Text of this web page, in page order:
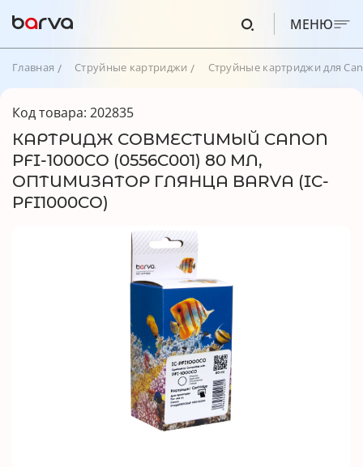
МЕНЮ
Главная Струйные картриджи Струйные картриджи для
Код товара: 202835
КАРТРИДЖ СОВМЕСТИМЫЙ CANON
PFI-1000CO (0556C001) 80 МЛ,
ОПТИМИЗАТОР ГЛЯНЦА BARVA (IC-
PFI1000CO)